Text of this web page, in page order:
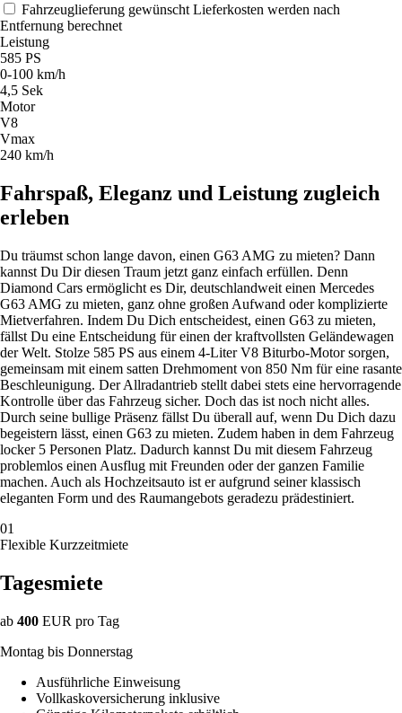
Fahrzeuglieferung gewünscht Lieferkosten werden nach
Entfernung berechnet
Leistung
585 PS
0-100 km/h
4,5 Sek
Motor
V8
Vmax
240 km/h
Fahrspaß, Eleganz und Leistung zugleich
erleben
Du träumst schon lange davon, einen G63 AMG zu mieten? Dann
kannst Du Dir diesen Traum jetzt ganz einfach erfüllen. Denn
Diamond Cars ermöglicht es Dir, deutschlandweit einen Mercedes
G63 AMG zu mieten, ganz ohne großen Aufwand oder komplizierte
Mietverfahren. Indem Du Dich entscheidest, einen G63 zu mieten,
fällst Du eine Entscheidung für einen der kraftvollsten Geländewagen
der Welt. Stolze 585 PS aus einem 4-Liter V8 Biturbo-Motor sorgen,
gemeinsam mit einem satten Drehmoment von 850 Nm für eine rasante
Beschleunigung. Der Allradantrieb stellt dabei stets eine hervorragende
Kontrolle über das Fahrzeug sicher. Doch das ist noch nicht alles.
Durch seine bullige Präsenz fällst Du überall auf, wenn Du Dich dazu
begeistern lässt, einen G63 zu mieten. Zudem haben in dem Fahrzeug
locker 5 Personen Platz. Dadurch kannst Du mit diesem Fahrzeug
problemlos einen Ausflug mit Freunden oder der ganzen Familie
machen. Auch als Hochzeitsauto ist er aufgrund seiner klassisch
eleganten Form und des Raumangebots geradezu prädestiniert.
01
Flexible Kurzzeitmiete
Tagesmiete
ab 400 EUR pro Tag
Montag bis Donnerstag
Ausführliche Einweisung
Vollkaskoversicherung inklusive